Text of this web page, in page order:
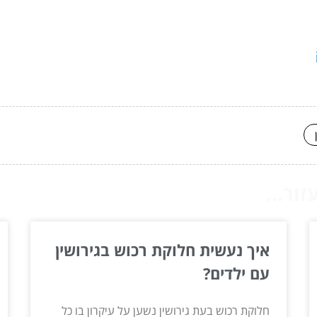
איך נעשית חלוקת רכוש בגירושין
עם ילדים?
חלוקת רכוש בעת גירושין נשען על עיקרון בו כל